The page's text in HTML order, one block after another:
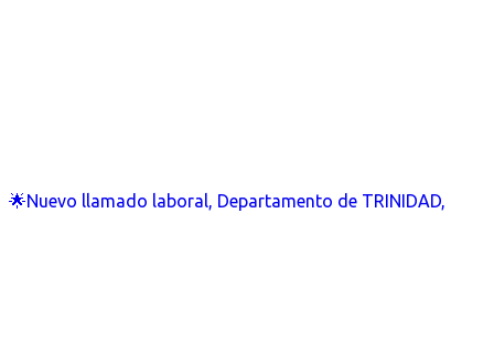
🌟Nuevo llamado laboral, Departamento de TRINIDAD,